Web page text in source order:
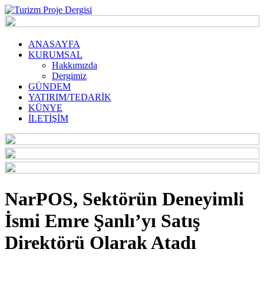
ANASAYFA
KURUMSAL
Hakkımızda
Dergimiz
GÜNDEM
YATIRIM/TEDARİK
KÜNYE
İLETİŞİM
NarPOS, Sektörün Deneyimli
İsmi Emre Şanlı’yı Satış
Direktörü Olarak Atadı